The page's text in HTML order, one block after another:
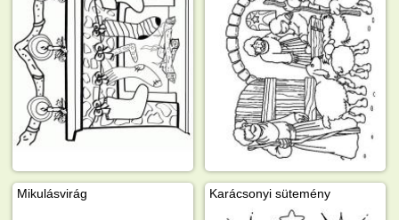
Mikulásvirág Karácsonyi sütemény